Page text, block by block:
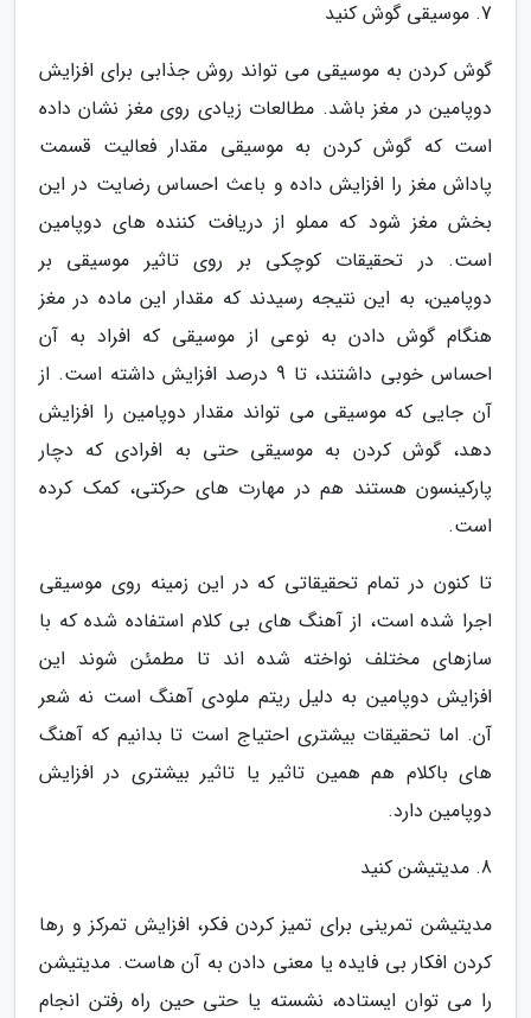
7. موسیقی گوش کنید
گوش کردن به موسیقی می تواند روش جذابی برای افزایش
دوپامین در مغز باشد. مطالعات زیادی روی مغز نشان داده
است که گوش کردن به موسیقی مقدار فعالیت قسمت
پاداش مغز را افزایش داده و باعث احساس رضایت در این
بخش مغز شود که مملو از دریافت کننده های دوپامین
است. در تحقیقات کوچکی بر روی تاثیر موسیقی بر
دوپامین، به این نتیجه رسیدند که مقدار این ماده در مغز
هنگام گوش دادن به نوعی از موسیقی که افراد به آن
احساس خوبی داشتند، تا 9 درصد افزایش داشته است. از
آن جایی که موسیقی می تواند مقدار دوپامین را افزایش
دهد، گوش کردن به موسیقی حتی به افرادی که دچار
پارکینسون هستند هم در مهارت های حرکتی، کمک کرده
است.
تا کنون در تمام تحقیقاتی که در این زمینه روی موسیقی
اجرا شده است، از آهنگ های بی کلام استفاده شده که با
سازهای مختلف نواخته شده اند تا مطمئن شوند این
افزایش دوپامین به دلیل ریتم ملودی آهنگ است نه شعر
آن. اما تحقیقات بیشتری احتیاج است تا بدانیم که آهنگ
های باکلام هم همین تاثیر یا تاثیر بیشتری در افزایش
دوپامین دارد.
8. مدیتیشن کنید
مدیتیشن تمرینی برای تمیز کردن فکر، افزایش تمرکز و رها
کردن افکار بی فایده یا معنی دادن به آن هاست. مدیتیشن
را می توان ایستاده، نشسته یا حتی حین راه رفتن انجام